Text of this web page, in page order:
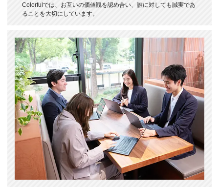
Colorfulでは、お互いの価値観を認め合い、誰に対しても誠実であ
ることを大切にしています。